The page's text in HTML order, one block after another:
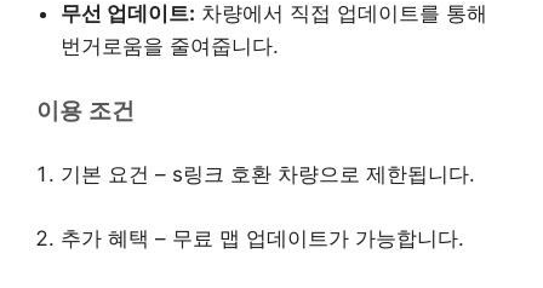
무선 업데이트: 차량에서 직접 업데이트를 통해
번거로움을 줄여줍니다.
이용 조건
기본 요건 – s링크 호환 차량으로 제한됩니다.
추가 혜택 – 무료 맵 업데이트가 가능합니다.